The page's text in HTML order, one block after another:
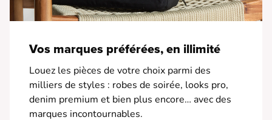
Vos marques préférées, en illimité
Louez les pièces de votre choix parmi des
milliers de styles : robes de soirée, looks pro,
denim premium et bien plus encore… avec des
marques incontournables.